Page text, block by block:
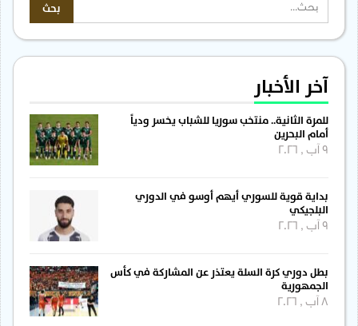
آخر الأخبار
للمرة الثانية.. منتخب سوريا للشباب يخسر ودياً
أمام البحرين
بداية قوية للسوري أيهم أوسو في الدوري
البلجيكي
بطل دوري كرة السلة يعتذر عن المشاركة في كأس
الجمهورية